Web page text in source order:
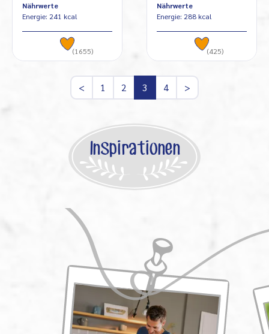
Nährwerte
Energie: 241 kcal
(1655)
Nährwerte
Energie: 288 kcal
(425)
< 1 2 3 4 >
Inspirationen